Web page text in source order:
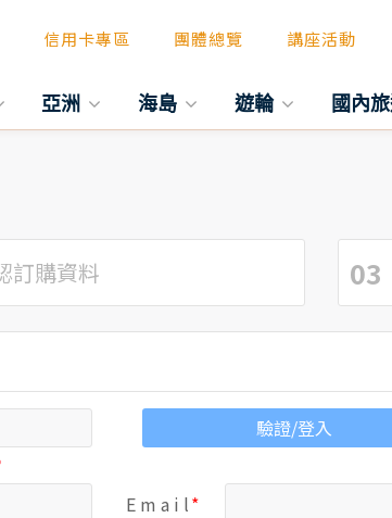
信用卡專區 團體總覽 講座活動
亞洲 海島 遊輪 國內
訂購資料 03
驗證/登入
E m a i l